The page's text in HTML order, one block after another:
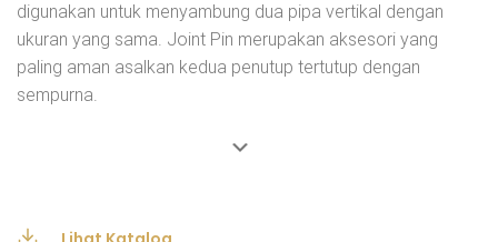
digunakan untuk menyambung dua pipa vertikal dengan
ukuran yang sama. Joint Pin merupakan aksesori yang
paling aman asalkan kedua penutup tertutup dengan
sempurna.